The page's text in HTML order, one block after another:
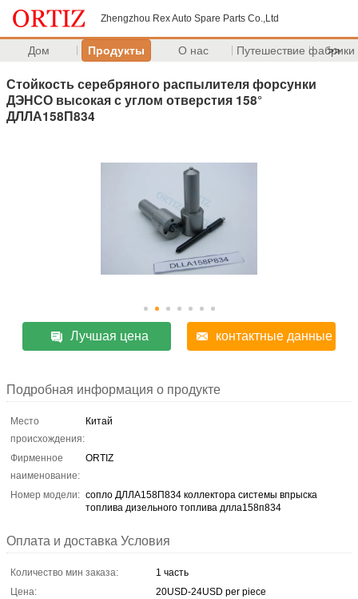
Zhengzhou Rex Auto Spare Parts Co.,Ltd
Дом Продукты О нас Путешествие фабрики
>>
Стойкость серебряного распылителя форсунки
ДЭНСО высокая с углом отверстия 158°
ДЛЛА158П834
Лучшая цена контактные данные
Подробная информация о продукте
Место
происхождения:
Китай
Фирменное
наименование:
ORTIZ
Номер модели: сопло ДЛЛА158П834 коллектора системы впрыска
топлива дизельного топлива длла158п834
Оплата и доставка Условия
Количество мин заказа:
1 часть
Цена:
20USD-24USD per piece